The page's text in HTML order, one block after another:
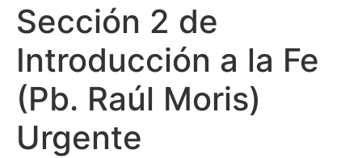
Sección 2 de
Introducción a la Fe
(Pb. Raúl Moris)
Urgente